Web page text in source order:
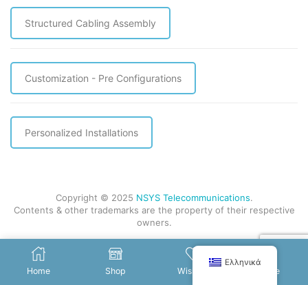
Structured Cabling Assembly
Customization - Pre Configurations
Personalized Installations
Copyright © 2025 NSYS Telecommunications.
Contents & other trademarks are the property of their respective
owners.
Home Shop Wishlist More
Ελληνικά